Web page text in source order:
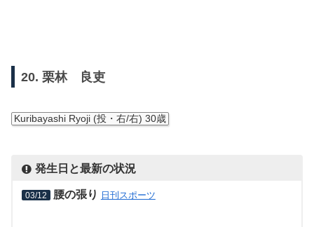
20. 栗林 良吏
Kuribayashi Ryoji (投・右/右) 30歳
発生日と最新の状況
03/12 腰の張り 日刊スポーツ